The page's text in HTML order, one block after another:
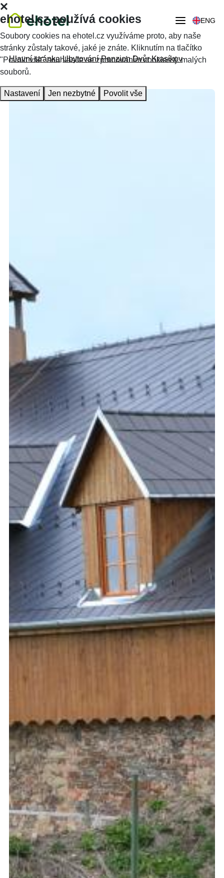
ENG
Hlavní stránka Ubytování Penzion Dvůr Krasíkov
ehotel.cz používá cookies
Soubory cookies na ehotel.cz využíváme proto, aby naše
stránky zůstaly takové, jaké je znáte. Kliknutím na tlačítko
"Povolit vše" souhlasíte se zpracováním cookies tj. malých
souborů.
Nastavení Jen nezbytné Povolit vše